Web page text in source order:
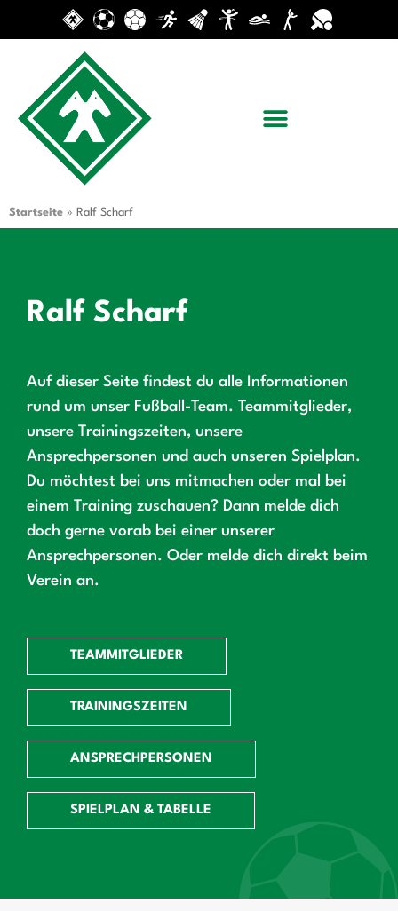
Startseite » Ralf Scharf
Ralf Scharf
Auf dieser Seite findest du alle Informationen
rund um unser Fußball-Team. Teammitglieder,
unsere Trainingszeiten, unsere
Ansprechpersonen und auch unseren Spielplan.
Du möchtest bei uns mitmachen oder mal bei
einem Training zuschauen? Dann melde dich
doch gerne vorab bei einer unserer
Ansprechpersonen. Oder melde dich direkt beim
Verein an.
TEAMMITGLIEDER
TRAININGSZEITEN
ANSPRECHPERSONEN
SPIELPLAN & TABELLE